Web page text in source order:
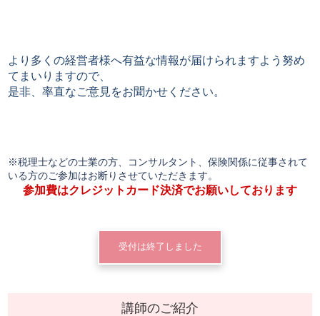
より多くの経営者様へ有益な情報が届けられますよう努め
てまいりますので、
是非、率直なご意見をお聞かせください。
※税理士などの士業の方、コンサルタント、保険関係に従事されて
いる方のご参加はお断りさせていただきます。
参加費はクレジットカード決済でお願いしております
受付は終了しました
講師のご紹介